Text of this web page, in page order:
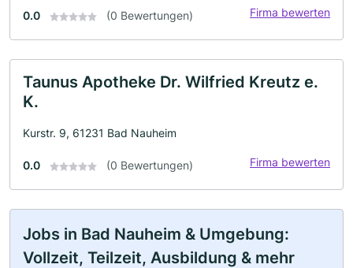
0.0 (0 Bewertungen) Firma bewerten
Taunus Apotheke Dr. Wilfried Kreutz e.
K.
Kurstr. 9, 61231 Bad Nauheim
0.0 (0 Bewertungen) Firma bewerten
Jobs in Bad Nauheim & Umgebung:
Vollzeit, Teilzeit, Ausbildung & mehr